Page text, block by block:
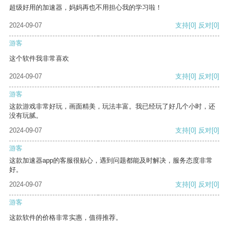
超级好用的加速器，妈妈再也不用担心我的学习啦！
2024-09-07 支持[0] 反对[0]
游客
这个软件我非常喜欢
2024-09-07 支持[0] 反对[0]
游客
这款游戏非常好玩，画面精美，玩法丰富。我已经玩了好几个小时，还
没有玩腻。
2024-09-07
支持[0] 反对[0]
游客
这款加速器app的客服很贴心，遇到问题都能及时解决，服务态度非常
好。
2024-09-07
支持[0] 反对[0]
游客
这款软件的价格非常实惠，值得推荐。